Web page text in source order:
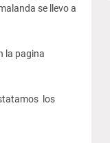
se llevo a
la pagina
los